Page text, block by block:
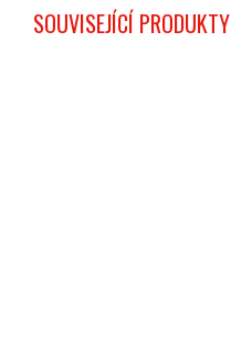
SOUVISEJÍCÍ PRODUKTY